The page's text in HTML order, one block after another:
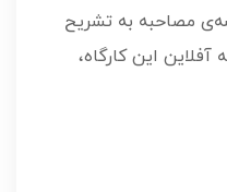
مصاحبه به تشریح
این کارگاه،